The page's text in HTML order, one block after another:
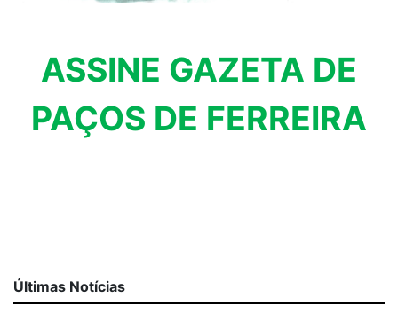
ASSINE GAZETA DE
PAÇOS DE FERREIRA
Últimas Notícias